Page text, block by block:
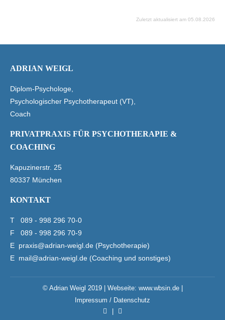
Zuletzt aktualisiert am 05.08.2026
ADRIAN WEIGL
Diplom-Psychologe,
Psychologischer Psychotherapeut (VT),
Coach
PRIVATPRAXIS FÜR PSYCHOTHERAPIE &
COACHING
Kapuzinerstr. 25
80337 München
KONTAKT
T
089 - 998 296 70-0
F 089 - 998 296 70-9
E praxis@adrian-weigl.de (Psychotherapie)
E mail@adrian-weigl.de (Coaching und sonstiges)
© Adrian Weigl 2019 | Webseite: www.wbsin.de|
Impressum / Datenschutz